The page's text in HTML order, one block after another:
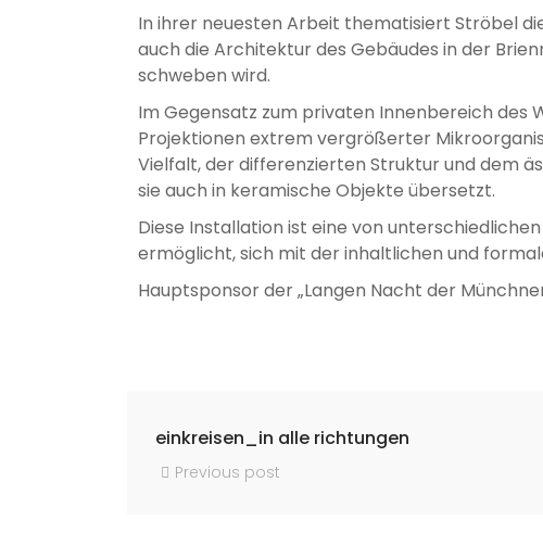
In ihrer neuesten Arbeit thematisiert Ströbel
auch die Architektur des Gebäudes in der
schweben wird.
Im Gegensatz zum privaten Innenbereich des
Projektionen extrem vergrößerter
Vielfalt, der differenzierten Struktur und dem
sie auch in keramische Objekte übersetzt.
Diese Installation ist eine von
ermöglicht, sich mit der inhaltlichen und
Hauptsponsor der „Langen Nacht der
einkreisen_in alle richtungen
Previous post